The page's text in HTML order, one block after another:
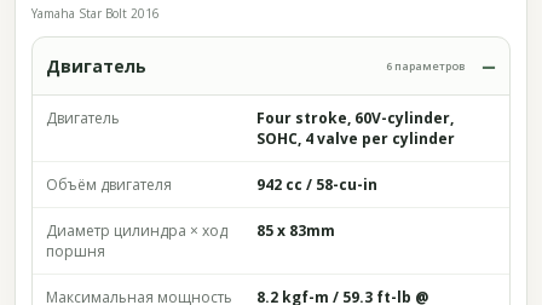
Yamaha Star Bolt 2016
Двигатель 6 параметров
Двигатель
Four stroke, 60V-cylinder,
SOHC, 4 valve per cylinder
Объём двигателя 942 cc / 58-cu-in
Диаметр цилиндра × ход
поршня
85 x 83mm
Максимальная мощность 8.2 kgf-m / 59.3 ft-lb @